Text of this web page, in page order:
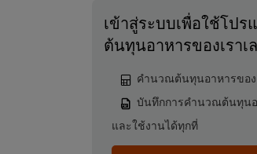
เข้าสู่ระบบเพื่อใช้โป
ต้นทุนอาหารของเราเ
คำนวณต้นทุนอาหารขอ
บันทึกการคำนวณต้นทุน
และใช้งานได้ทุกที่